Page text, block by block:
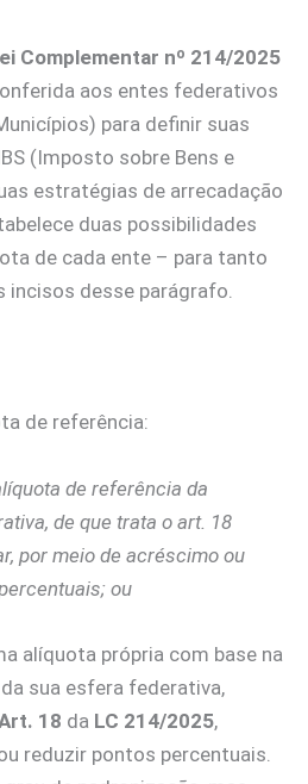
Complementar nº 214/2025
aos entes federativos
para definir suas
(Imposto sobre Bens e
estratégias de arrecadação
duas possibilidades
de cada ente – para tanto
incisos desse parágrafo.
de referência:
de referência da
, de que trata o art. 18
, por meio de acréscimo ou
ou
alíquota própria com base na
sua esfera federativa,
18 da LC 214/2025,
reduzir pontos percentuais.